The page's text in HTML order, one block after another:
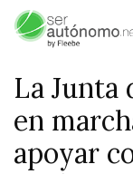
La Junta
en
apoyar